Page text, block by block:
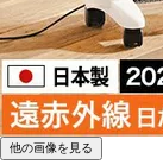
他の画像を見る